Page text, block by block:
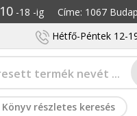
10 -18 -ig Címe: 1067
Hétfő-Péntek 12-
Könyv részletes keresés